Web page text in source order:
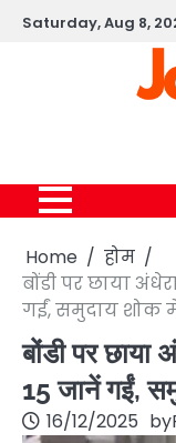
SkipSaturday, Aug 8,
Home
होम
बोंडी पर छाया
गईं, समुदाय शोक
बोंडी पर
15 जानें गईं,
16/12/2025 by